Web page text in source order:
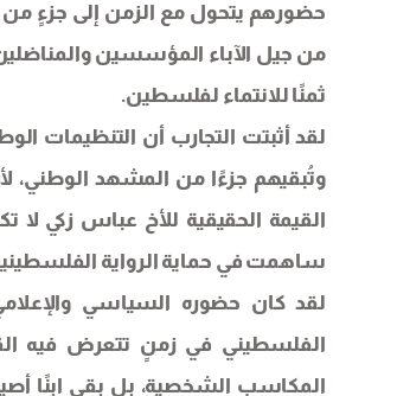
حضورهم يتحول مع الزمن إلى جزءٍ من
من جيل الآباء المؤسسين
ثمنًا للانتماء لفلسطين.
لقد أثبتت التجارب أن التنظيمات
وتُبقيهم جزءًا من المشهد الوطني،
القيمة الحقيقية للأخ عباس زكي
ساهمت في حماية الرواية الفلسطينية
لقد كان حضوره السياسي
الفلسطيني في زمنٍ تتعرض فيه
المكاسب الشخصية، بل بقي ابنًا